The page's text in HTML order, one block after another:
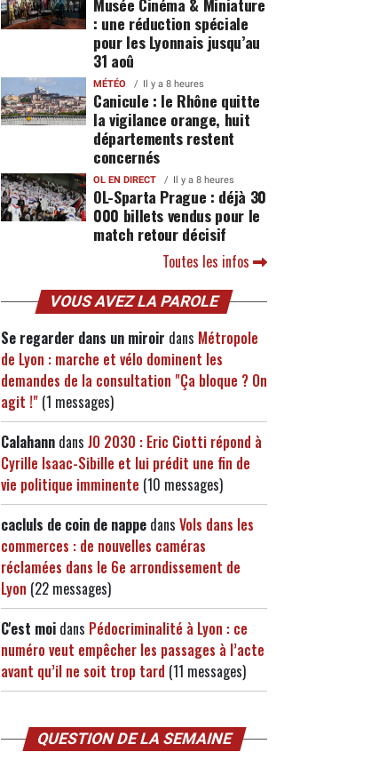
: une réduction spéciale
pour les Lyonnais jusqu’au
31 aoû
MÉTÉO Il y a 8 heures
Canicule : le Rhône quitte
la vigilance orange, huit
départements restent
concernés
OL EN DIRECT Il y a 8 heures
OL-Sparta Prague : déjà 30
000 billets vendus pour le
match retour décisif
Toutes les infos
VOUS AVEZ LA PAROLE
Se regarder dans un miroir dans Métropole
de Lyon : marche et vélo dominent les
demandes de la consultation "Ça bloque ? On
agit !" (1 messages)
Calahann dans JO 2030 : Eric Ciotti répond à
Cyrille Isaac-Sibille et lui prédit une fin de
vie politique imminente (10 messages)
cacluls de coin de nappe dans Vols dans les
commerces : de nouvelles caméras
réclamées dans le 6e arrondissement de
Lyon (22 messages)
C'est moi dans Pédocriminalité à Lyon : ce
numéro veut empêcher les passages à l’acte
avant qu’il ne soit trop tard (11 messages)
QUESTION DE LA SEMAINE